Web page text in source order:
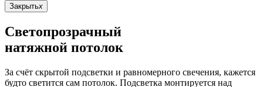
Закрытьx
Светопрозрачный
натяжной потолок
За счёт скрытой подсветки и равномерного свечения, кажется
будто светится сам потолок. Подсветка монтируется над